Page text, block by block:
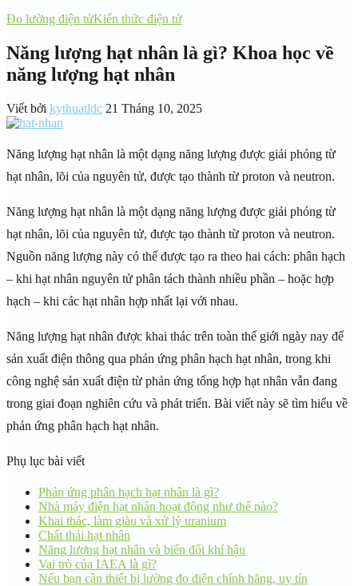
Đo lường điện tửKiến thức điện tử
Năng lượng hạt nhân là gì? Khoa học về
năng lượng hạt nhân
Viết bởi kythuatldc 21 Tháng 10, 2025
Năng lượng hạt nhân là một dạng năng lượng được giải phóng từ
hạt nhân, lõi của nguyên tử, được tạo thành từ proton và neutron.
Năng lượng hạt nhân là một dạng năng lượng được giải phóng từ
hạt nhân, lõi của nguyên tử, được tạo thành từ proton và neutron.
Nguồn năng lượng này có thể được tạo ra theo hai cách: phân hạch
– khi hạt nhân nguyên tử phân tách thành nhiều phần – hoặc hợp
hạch – khi các hạt nhân hợp nhất lại với nhau.
Năng lượng hạt nhân được khai thác trên toàn thế giới ngày nay để
sản xuất điện thông qua phản ứng phân hạch hạt nhân, trong khi
công nghệ sản xuất điện từ phản ứng tổng hợp hạt nhân vẫn đang
trong giai đoạn nghiên cứu và phát triển. Bài viết này sẽ tìm hiểu về
phản ứng phân hạch hạt nhân.
Phụ lục bài viết
Phản ứng phân hạch hạt nhân là gì?
Nhà máy điện hạt nhân hoạt động như thế nào?
Khai thác, làm giàu và xử lý uranium
Chất thải hạt nhân
Năng lượng hạt nhân và biến đổi khí hậu
Vai trò của IAEA là gì?
Nếu bạn cần thiết bị lường đo điện chính hãng, uy tín